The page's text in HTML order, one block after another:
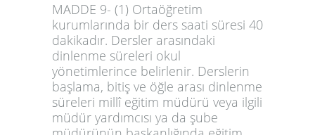
MADDE 9- (1) Ortaöğretim
kurumlarında bir ders saati süresi 40
dakikadır. Dersler arasındaki
dinlenme süreleri okul
yönetimlerince belirlenir. Derslerin
başlama, bitiş ve öğle arası dinlenme
süreleri millî eğitim müdürü veya ilgili
müdür yardımcısı ya da şube